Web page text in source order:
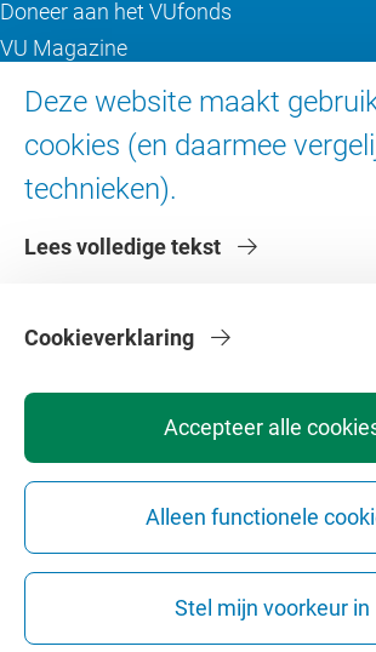
Deze website maakt
cookies (en daarmee
technieken).
Lees volledige tekst
Accepteer alle
Alleen functionele
Stel mijn voorkeur in
Cookieverklaring
Doneer aan het VUfonds
VU Magazine
Ad Valvas
Over de VU
Contact en route
Faculteiten
Privacy
Copyright © 2026 - Vrije Universiteit